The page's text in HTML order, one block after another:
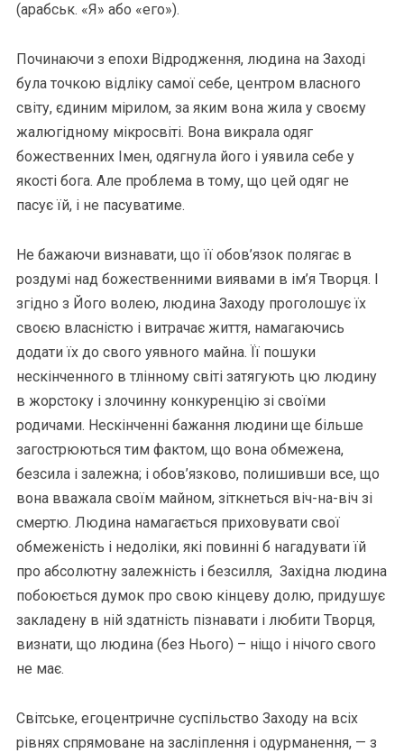
(арабськ. «Я» або «его»).
Починаючи з епохи Відродження, людина на Заході
була точкою відліку самої себе, центром власного
світу, єдиним мірилом, за яким вона жила у своєму
жалюгідному мікросвіті. Вона викрала одяг
божественних Імен, одягнула його і уявила себе у
якості бога. Але проблема в тому, що цей одяг не
пасує їй, і не пасуватиме.
Не бажаючи визнавати, що її обов’язок полягає в
роздумі над божественними виявами в ім’я Творця. І
згідно з Його волею, людина Заходу проголошує їх
своєю власністю і витрачає життя, намагаючись
додати їх до свого уявного майна. Її пошуки
нескінченного в тлінному світі затягують цю людину
в жорстоку і злочинну конкуренцію зі своїми
родичами. Нескінченні бажання людини ще більше
загострюються тим фактом, що вона обмежена,
безсила і залежна; і обов’язково, полишивши все, що
вона вважала своїм майном, зіткнеться віч-на-віч зі
смертю. Людина намагається приховувати свої
обмеженість і недоліки, які повинні б нагадувати їй
про абсолютну залежність і безсилля, Західна людина
побоюється думок про свою кінцеву долю, придушує
закладену в ній здатність пізнавати і любити Творця,
визнати, що людина (без Нього) – ніщо і нічого свого
не має.
Світське, егоцентричне суспільство Заходу на всіх
рівнях спрямоване на засліплення і одурманення, — з